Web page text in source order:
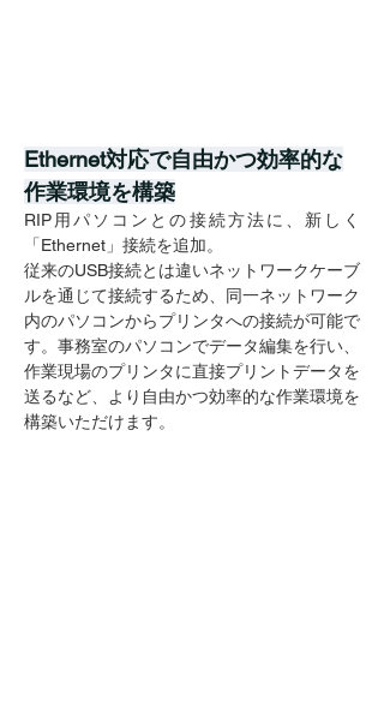
Ethernet対応で自由かつ効率的な
作業環境を構築
RIP用パソコンとの接続方法に、新しく
「Ethernet」接続を追加。
従来のUSB接続とは違いネットワークケーブ
ルを通じて接続するため、同一ネットワーク
内のパソコンからプリンタへの接続が可能で
す。事務室のパソコンでデータ編集を行い、
作業現場のプリンタに直接プリントデータを
送るなど、より自由かつ効率的な作業環境を
構築いただけます。